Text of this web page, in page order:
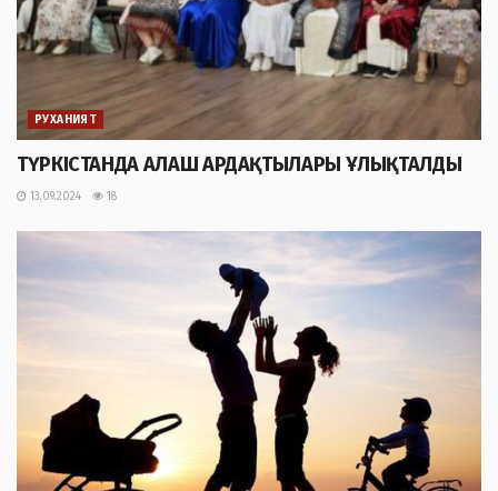
РУХАНИЯТ
ТҮРКІСТАНДА АЛАШ АРДАҚТЫЛАРЫ ҰЛЫҚТАЛДЫ
13.09.2024 18